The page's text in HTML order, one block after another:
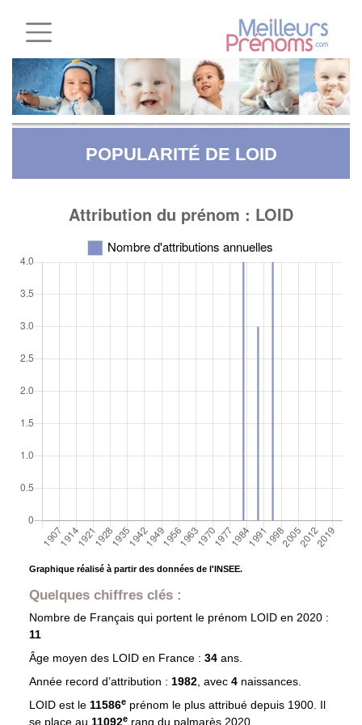
POPULARITÉ DE LOID
Graphique réalisé à partir des données de l'INSEE.
Quelques chiffres clés :
Nombre de Français qui portent le prénom LOID en 2020 :
11
Âge moyen des LOIDen France : 34 ans.
Année record d’attribution : 1982, avec 4 naissances.
LOID est le 11586eprénom le plus attribué depuis 1900. Il
se place au 11092e rang du palmarès 2020.